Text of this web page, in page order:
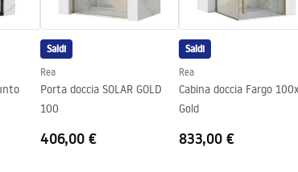
Saldi
Rea
Porta doccia SOLAR GOLD
100
406,00 €
Saldi
Rea
Cabina doccia Fargo
Gold
833,00 €